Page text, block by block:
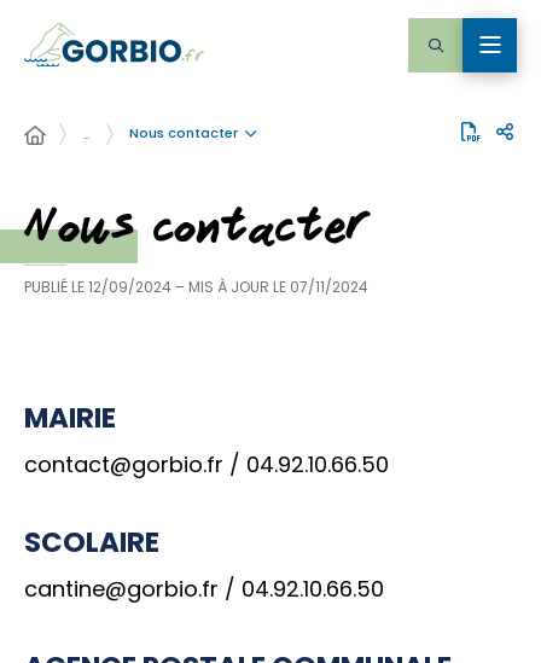
… Nous contacter
Nous contacter
PUBLIÉ LE12/09/2024 – MIS À JOUR LE 07/11/2024
MAIRIE
contact@gorbio.fr / 04.92.10.66.50
SCOLAIRE
cantine@gorbio.fr / 04.92.10.66.50